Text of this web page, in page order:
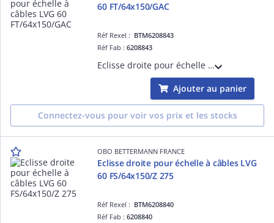
60 FT/64x150/GAC
Réf Rexel : BTM6208843
Réf Fab :6208843
Eclisse droite pour échelle à câbles LVG 60 FT/64x150/GAC Acier, St / galvanisé à chaud par trempage, DIN EN ISO 1461
Ajouter au panier
Connectez-vous pour voir vos prix et les stocks
OBO BETTERMANN FRANCE
Eclisse droite pour échelle à câbles LVG
60 FS/64x150/Z 275
Réf Rexel : BTM6208840
Réf Fab :6208840